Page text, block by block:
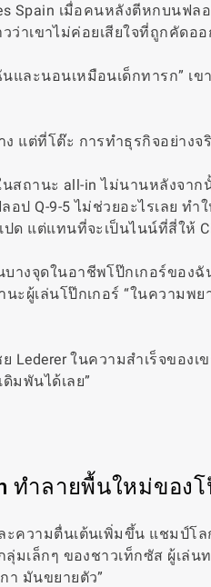
Spain เมื่อคนหลังตีหกบนฟล
วว่าเขาไม่ค่อยเสียใจที่ถูกคัดอ
และนอนเหมือนเด็กทารก” เ
แต่ที่โต๊ะ การทำธุรกิจอย่างจ
นสถานะ all-in ไม่นานหลังจา
อป Q-9-5 ไม่ช่วยอะไรเลย ท
ปด แต่แทนที่จะเป็นไนน์ที่สี่ให้
างจุดในอาชีพโป๊กเกอร์ของ
นะผู้เล่นโป๊กเกอร์ “ในความ
Lederer ในความสำเร็จของเ
มพันได้เลย”
ทำลายพื้นใหม่ของโ
ะความตื่นเต้นเพิ่มขึ้น แชมป์โล
กลุ่มเล็กๆ ของชาวเท็กซัส ผู้เ
า มันขยายตัว”